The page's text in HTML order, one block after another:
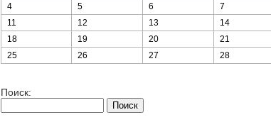
4
5 6 7
11
12 13 14
18
19 20 21
25
26 27 28
Поиск: